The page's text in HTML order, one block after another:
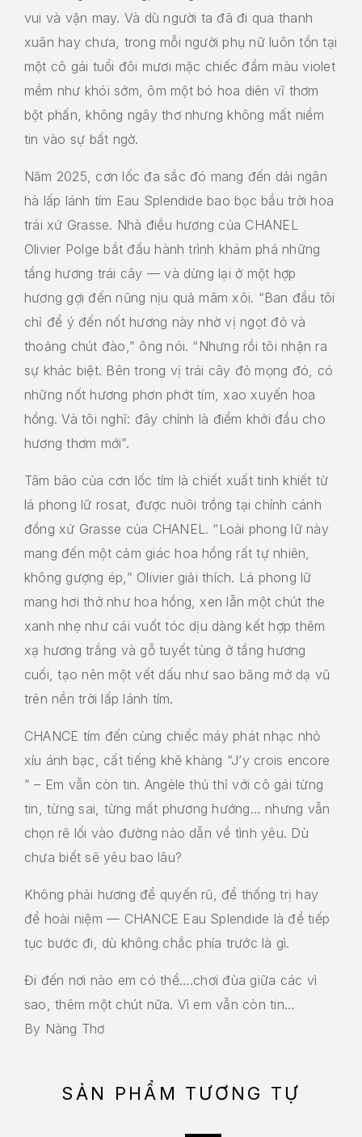
vui và vận may. Và dù người ta đã đi qua thanh
xuân hay chưa, trong mỗi người phụ nữ luôn tồn tại
một cô gái tuổi đôi mươi mặc chiếc đầm màu violet
mềm như khói sớm, ôm một bó hoa diên vĩ thơm
bột phấn, không ngây thơ nhưng không mất niềm
tin vào sự bất ngờ.
Năm 2025, cơn lốc đa sắc đó mang đến dải ngân
hà lấp lánh tím Eau Splendide bao bọc bầu trời hoa
trái xứ Grasse. Nhà điều hương của CHANEL
Olivier Polge bắt đầu hành trình khám phá những
tầng hương trái cây — và dừng lại ở một hợp
hương gợi đến nũng nịu quả mâm xôi. “Ban đầu tôi
chỉ để ý đến nốt hương này nhờ vị ngọt đỏ và
thoảng chút đào,” ông nói. “Nhưng rồi tôi nhận ra
sự khác biệt. Bên trong vị trái cây đỏ mọng đó, có
những nốt hương phơn phớt tím, xao xuyến hoa
hồng. Và tôi nghĩ: đây chính là điểm khởi đầu cho
hương thơm mới”.
Tâm bão của cơn lốc tím là chiết xuất tinh khiết từ
lá phong lữ rosat, được nuôi trồng tại chính cánh
đồng xứ Grasse của CHANEL. “Loài phong lữ này
mang đến một cảm giác hoa hồng rất tự nhiên,
không gượng ép,” Olivier giải thích. Lá phong lữ
mang hơi thở như hoa hồng, xen lẫn một chút the
xanh nhẹ như cái vuốt tóc dịu dàng kết hợp thêm
xạ hương trắng và gỗ tuyết tùng ở tầng hương
cuối, tạo nên một vết dấu như sao băng mở dạ vũ
trên nền trời lấp lánh tím.
CHANCE tím đến cùng chiếc máy phát nhạc nhỏ
xíu ánh bạc, cất tiếng khẽ khàng “J’y crois encore
” – Em vẫn còn tin. Angèle thủ thỉ với cô gái từng
tin, từng sai, từng mất phương hướng… nhưng vẫn
chọn rẽ lối vào đường nào dẫn về tình yêu. Dù
chưa biết sẽ yêu bao lâu?
Không phải hương để quyến rũ, để thống trị hay
để hoài niệm — CHANCE Eau Splendide là để tiếp
tục bước đi, dù không chắc phía trước là gì.
Đi đến nơi nào em có thể….chơi đùa giữa các vì
sao, thêm một chút nữa. Vì em vẫn còn tin…
By Nàng Thơ
SẢN PHẨM TƯƠNG TỰ